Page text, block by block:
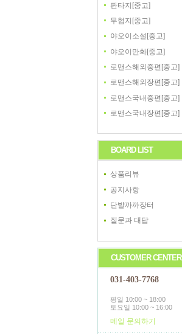
판타지[중고]
무협지[중고]
야오이소설[중고]
야오이만화[중고]
로맨스해외중편[중고]
로맨스해외장편[중고]
로맨스국내중편[중고]
로맨스국내장편[중고]
BOARD LIST
상품리뷰
공지사항
단발까까장터
질문과 대답
CUSTOMER CENTER
031-403-7768
평일 10:00 ~ 18:00
토요일 10:00 ~ 16:00
메일 문의하기